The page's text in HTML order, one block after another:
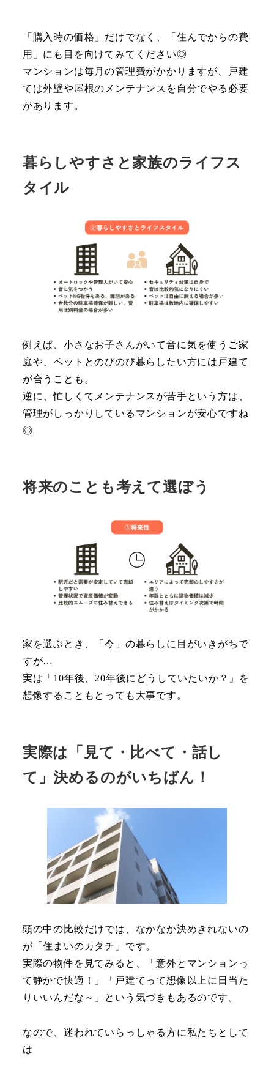
「購入時の価格」だけでなく、「住んでからの費
用」にも目を向けてみてください◎
マンションは毎月の管理費がかかりますが、戸建
ては外壁や屋根のメンテナンスを自分でやる必要
があります。
暮らしやすさと家族のライフス
タイル
例えば、小さなお子さんがいて音に気を使うご家
庭や、ペットとのびのび暮らしたい方には戸建て
が合うことも。
逆に、忙しくてメンテナンスが苦手という方は、
管理がしっかりしているマンションが安心ですね
◎
将来のことも考えて選ぼう
家を選ぶとき、「今」の暮らしに目がいきがちで
すが…
実は「10年後、20年後にどうしていたいか？」を
想像することもとっても大事です。
実際は「見て・比べて・話し
て」決めるのがいちばん！
頭の中の比較だけでは、なかなか決めきれないの
が「住まいのカタチ」です。
実際の物件を見てみると、「意外とマンションっ
て静かで快適！」「戸建てって想像以上に日当た
りいいんだな～」という気づきもあるのです。
なので、迷われていらっしゃる方に私たちとして
は